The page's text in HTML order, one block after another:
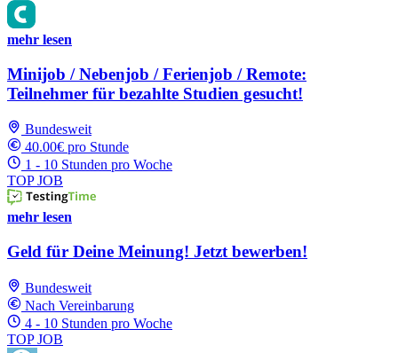
mehr lesen
Minijob / Nebenjob / Ferienjob / Remote:
Teilnehmer für bezahlte Studien gesucht!
Bundesweit
40.00€ pro Stunde
1 - 10 Stunden pro Woche
TOP JOB
mehr lesen
Geld für Deine Meinung! Jetzt bewerben!
Bundesweit
Nach Vereinbarung
4 - 10 Stunden pro Woche
TOP JOB